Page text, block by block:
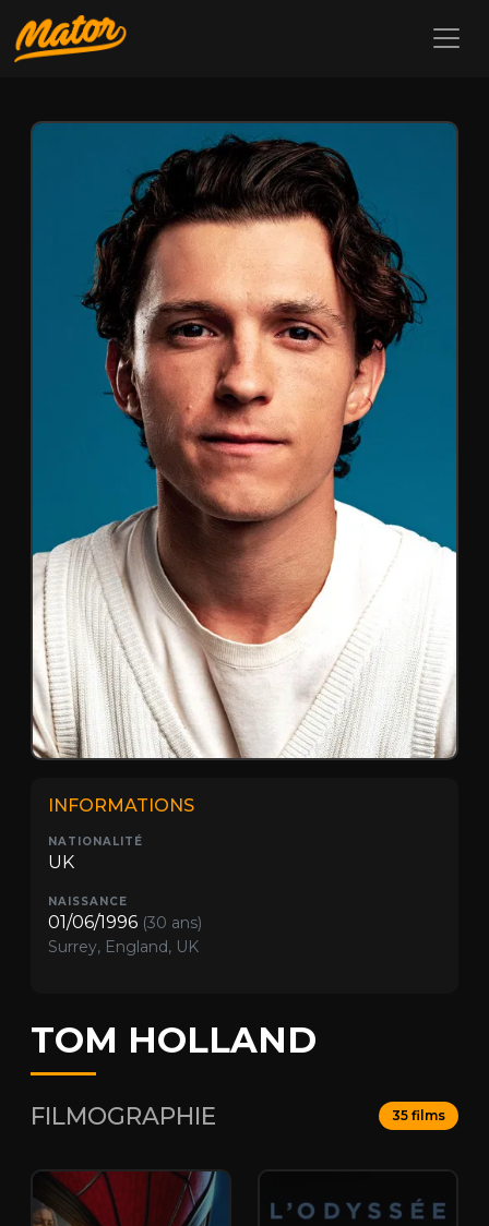
INFORMATIONS
NATIONALITÉ
UK
NAISSANCE
01/06/1996 (30 ans)
Surrey, England, UK
TOM HOLLAND
FILMOGRAPHIE 35 films